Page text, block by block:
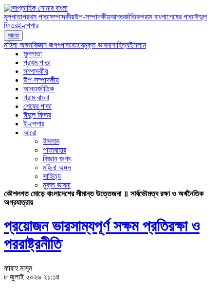
মূলপাতাপ্রথম পাতাসম্পাদকীয়উপ-সম্পাদকীয়আন্তর্জাতিকগ্রাম বাংলাশেষের পাতাঈদুল
ফিতরই-পেপার
আরো
মহিলা অঙ্গনবিজ্ঞান জগৎপাতাবাহারমুক্ত ভাবনাসাহিত্যইসলাম
মূলপাতা
প্রথম পাতা
সম্পাদকীয়
উপ-সম্পাদকীয়
আন্তর্জাতিক
গ্রাম বাংলা
শেষের পাতা
ঈদুল ফিতর
ই-পেপার
আরো
ইসলাম
পাতাবাহার
বিজ্ঞান জগৎ
মহিলা অঙ্গন
সাহিত্য
মুক্ত ভাবনা
কৌশলগত মোড়ে বাংলাদেশের সীমান্ত উত্তেজনা ॥ সার্বভৌমত্ব রক্ষা ও অর্থনৈতিক
অগ্রযাত্রায়
প্রয়োজন ভারসাম্যপূর্ণ সক্ষম প্রতিরক্ষা ও
পররাষ্ট্রনীতি
ফারাহ মাসুম
৮ জুলাই ২০২৬ ২১:১৪